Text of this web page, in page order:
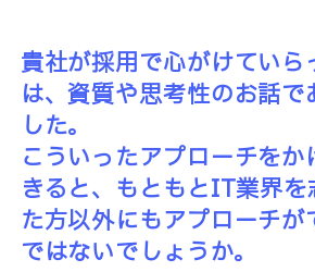
貴社が採用で心がけていら
は、資質や思考性のお話で
した。
こういったアプローチを
きると、もともとIT業界を
た方以外にもアプローチが
ではないでしょうか。